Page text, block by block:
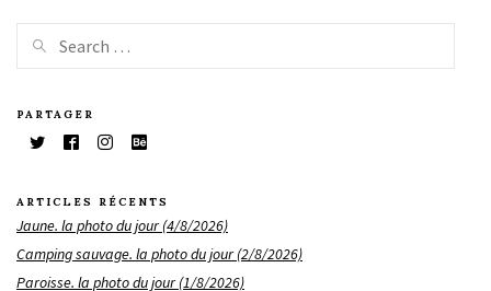
PARTAGER
ARTICLES RÉCENTS
Jaune. la photo du jour (4/8/2026)
Camping sauvage. la photo du jour (2/8/2026)
Paroisse. la photo du jour (1/8/2026)